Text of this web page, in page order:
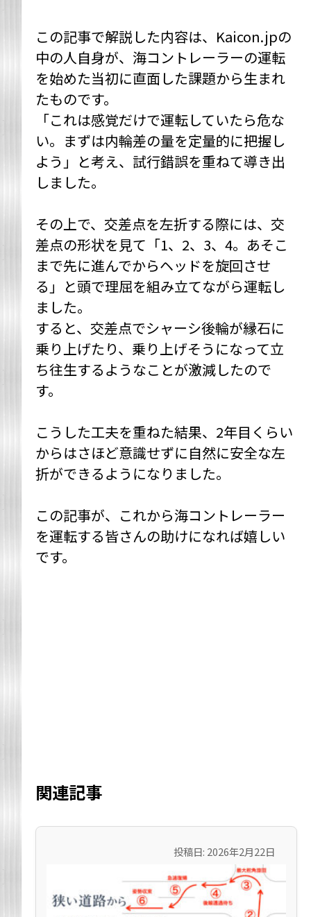
この記事で解説した内容は、Kaicon.jpの
中の人自身が、海コントレーラーの運転
を始めた当初に直面した課題から生まれ
たものです。
「これは感覚だけで運転していたら危な
い。まずは内輪差の量を定量的に把握し
よう」と考え、試行錯誤を重ねて導き出
しました。
その上で、交差点を左折する際には、交
差点の形状を見て「1、2、3、4。あそこ
まで先に進んでからヘッドを旋回させ
る」と頭で理屈を組み立てながら運転し
ました。
すると、交差点でシャーシ後輪が縁石に
乗り上げたり、乗り上げそうになって立
ち往生するようなことが激減したので
す。
こうした工夫を重ねた結果、2年目くらい
からはさほど意識せずに自然に安全な左
折ができるようになりました。
この記事が、これから海コントレーラー
を運転する皆さんの助けになれば嬉しい
です。
関連記事
投稿日: 2026年2月22日